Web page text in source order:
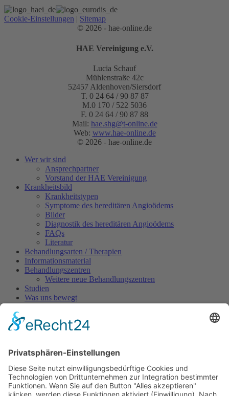
Cookie-Einstellungen | Sitemap
© 2026 - hae-online.de
HAE Vereinigung e.V.
Lucia Schauf
Mühlenstraße 42c
52457 Aldenhoven/Siersdorf
T. 0 24 64 / 90 87 87
M.0 170 / 522 5036
F. 0 24 64 / 90 87 88
Mail: hae.shg@t-online.de
Web: www.hae-online.de
© 2026 - hae-online.de
Wer wir sind
Ansprechpartner
Vorstand der HAE Vereinigung
Krankheitsbild
Krankheitstypen
Symptome des hereditären Angioödems
Bilder
Diagnostik des hereditären Angioödems
FAQs
Literatur
Behandlungsarten / Therapien
Informationsmaterial
Behandlungszentren
Weitere neue Behandlungszentren
Studien
Was uns bewegt
Aktuelles
Pressespiegel
Infos zu Medikamenten
Neue Medikamente gegen HAE
Forschungsprojekt Angioödem
TV-Beiträge